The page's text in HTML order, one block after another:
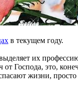
в текущем году.
их
от Господа, это,
жизни,